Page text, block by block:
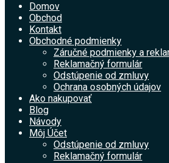
Domov
Obchod
Kontakt
Obchodné podmienky
Záručné podmienky a
Reklamačný formulár
Odstúpenie od zmluvy
Ochrana osobných údajov
Ako nakupovať
Blog
Návody
Môj Účet
Odstúpenie od zmluvy
Reklamačný formulár